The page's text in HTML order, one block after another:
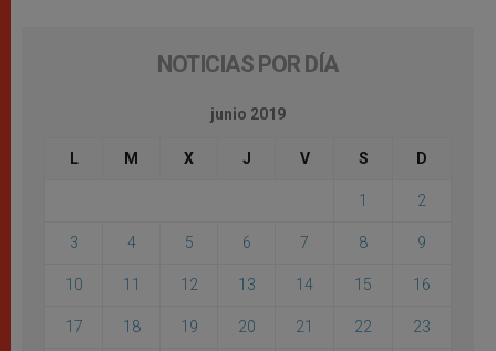
NOTICIAS POR DÍA
junio 2019
L M X J V S D
1 2
3 4 5 6 7 8 9
10 11 12 13 14 15 16
17 18 19 20 21 22 23